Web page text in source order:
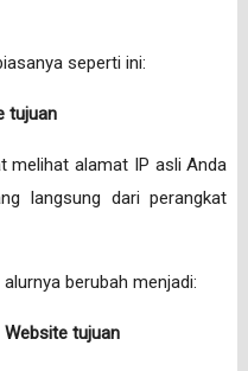
seperti ini:
tujuan
melihat alamat IP asli Anda
langsung dari perangkat
berubah menjadi:
tujuan